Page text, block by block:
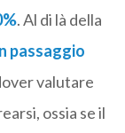
. Al di là della
passaggio
valutare
ossia se il